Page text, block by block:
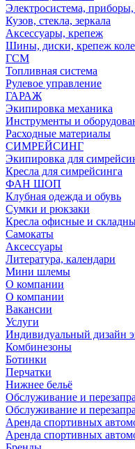
Электросистема, приборы,
Кузов, стекла, зеркала
Аксессуары, крепеж
Шины, диски, крепеж
ГСМ
Топливная система
Рулевое управление
ГАРАЖ
Экипировка механика
Инструменты и
Расходные материалы
СИМРЕЙСИНГ
Экипировка для
Кресла для симрейсинга
ФАН ШОП
Клубная одежда и обувь
Сумки и рюкзаки
Кресла офисные и
Самокаты
Аксессуары
Литература, календари
Мини шлемы
О компании
О компании
Вакансии
Услуги
Индивидуальный дизайн
Комбинезоны
Ботинки
Перчатки
Нижнее бельё
Обслуживание и
Обслуживание и
Аренда спортивных
Аренда спортивных